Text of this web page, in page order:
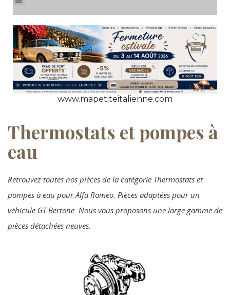
www.mapetiteitalienne.com
Thermostats et pompes à
eau
Retrouvez toutes nos pièces de la catégorie Thermostats et
pompes à eau pour Alfa Romeo. Pièces adaptées pour un
véhicule GT Bertone. Nous vous proposons une large gamme de
pièces détachées neuves.